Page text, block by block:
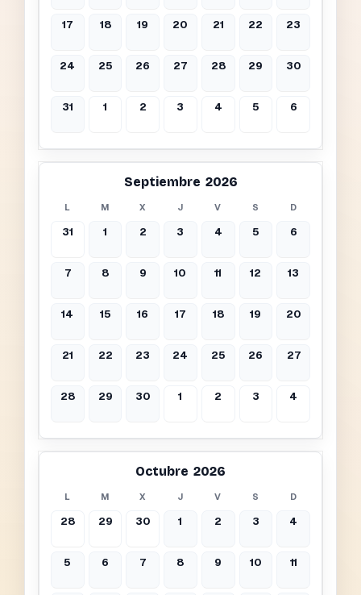
17 18 19 20 21 22 23
24 25 26 27 28 29 30
31 1 2 3 4 5 6
Septiembre 2026
L M X J V S D
31 1 2 3 4 5 6
7 8 9 10 11 12 13
14 15 16 17 18 19 20
21 22 23 24 25 26 27
28 29 30 1 2 3 4
Octubre 2026
L M X J V S D
28 29 30 1 2 3 4
5 6 7 8 9 10 11